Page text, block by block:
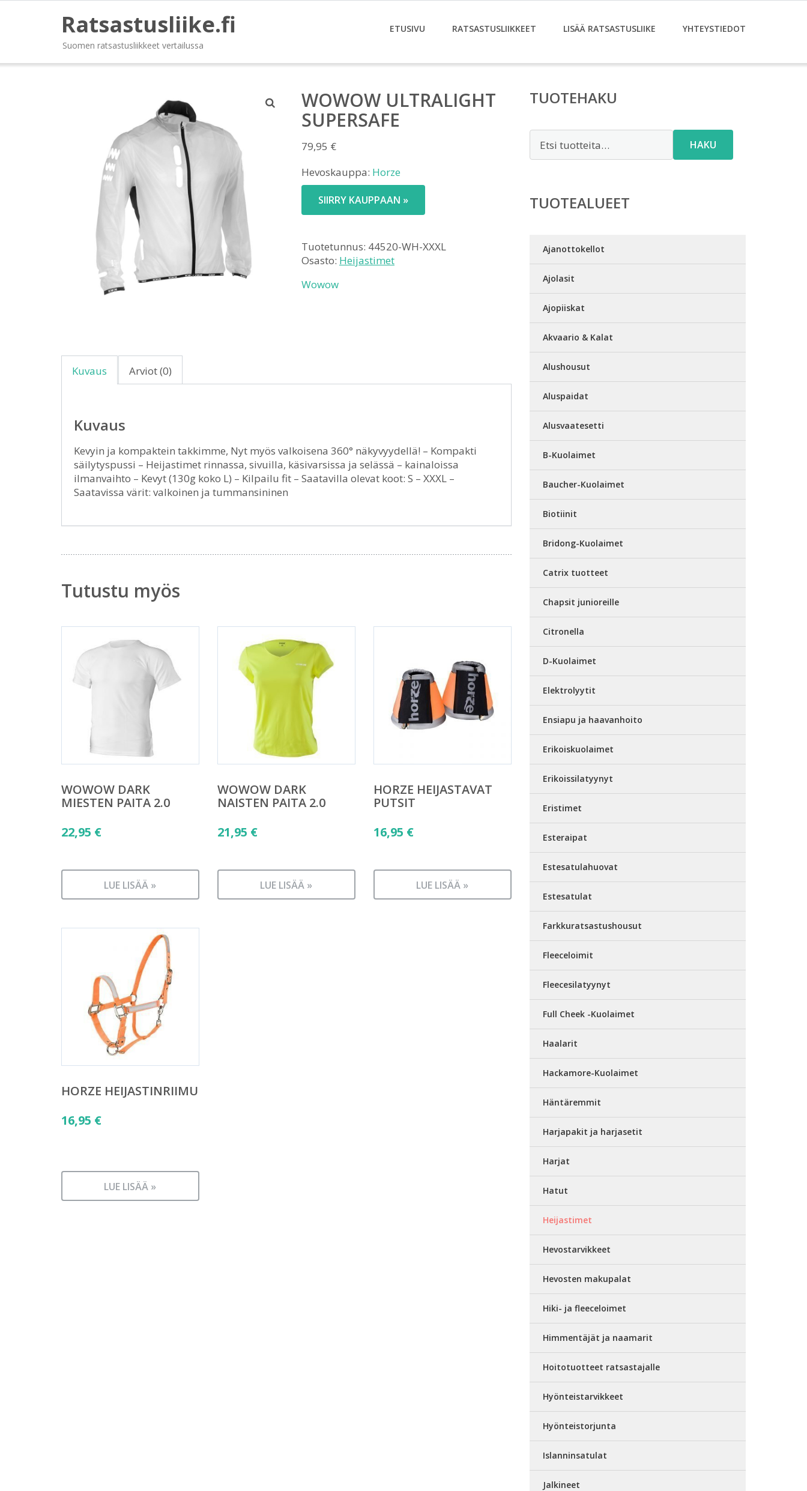
Ratsastusliike.fi
Suomen ratsastusliikkeet vertailussa
ETUSIVU RATSASTUSLIIKKEET LISÄÄ RATSASTUSLIIKE YHTEYSTIEDOT
WOWOW ULTRALIGHT
SUPERSAFE
79,95 €
Hevoskauppa: Horze
SIIRRY KAUPPAAN »
Tuotetunnus: 44520-WH-XXXL
Osasto: Heijastimet
Wowow
Kuvaus Arviot (0)
Kuvaus
Kevyin ja kompaktein takkimme, Nyt myös valkoisena 360° näkyvyydellä! – Kompakti
säilytyspussi – Heijastimet rinnassa, sivuilla, käsivarsissa ja selässä – kainaloissa
ilmanvaihto – Kevyt (130g koko L) – Kilpailu fit – Saatavilla olevat koot: S – XXXL –
Saatavissa värit: valkoinen ja tummansininen
Tutustu myös
WOWOW DARK
MIESTEN PAITA 2.0
22,95 €
LUE LISÄÄ »
WOWOW DARK
NAISTEN PAITA 2.0
21,95 €
LUE LISÄÄ »
HORZE HEIJASTAVAT
PUTSIT
16,95 €
LUE LISÄÄ »
HORZE HEIJASTINRIIMU
16,95 €
LUE LISÄÄ »
TUOTEHAKU
HAKU
TUOTEALUEET
Ajanottokellot
Ajolasit
Ajopiiskat
Akvaario & Kalat
Alushousut
Aluspaidat
Alusvaatesetti
B-Kuolaimet
Baucher-Kuolaimet
Biotiinit
Bridong-Kuolaimet
Catrix tuotteet
Chapsit junioreille
Citronella
D-Kuolaimet
Elektrolyytit
Ensiapu ja haavanhoito
Erikoiskuolaimet
Erikoissilatyynyt
Eristimet
Esteraipat
Estesatulahuovat
Estesatulat
Farkkuratsastushousut
Fleeceloimit
Fleecesilatyynyt
Full Cheek -Kuolaimet
Haalarit
Hackamore-Kuolaimet
Häntäremmit
Harjapakit ja harjasetit
Harjat
Hatut
Heijastimet
Hevostarvikkeet
Hevosten makupalat
Hiki- ja fleeceloimet
Himmentäjät ja naamarit
Hoitotuotteet ratsastajalle
Hyönteistarvikkeet
Hyönteistorjunta
Islanninsatulat
Jalkineet